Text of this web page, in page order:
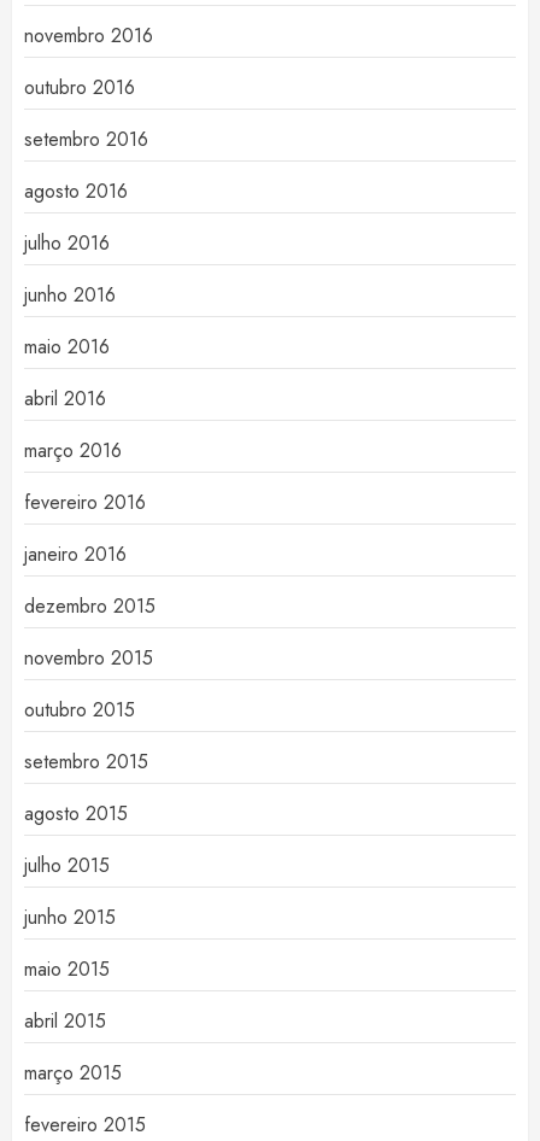
novembro 2016
outubro 2016
setembro 2016
agosto 2016
julho 2016
junho 2016
maio 2016
abril 2016
março 2016
fevereiro 2016
janeiro 2016
dezembro 2015
novembro 2015
outubro 2015
setembro 2015
agosto 2015
julho 2015
junho 2015
maio 2015
abril 2015
março 2015
fevereiro 2015